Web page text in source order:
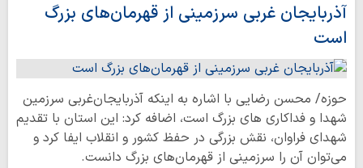
آذربایجان غربی سرزمینی از قهرمان‌های بزرگ
است
حوزه/ محسن رضایی با اشاره به اینکه آذربایجان‌غربی سرزمین
شهدا و فداکاری های بزرگ است، اضافه کرد: این استان با تقدیم
شهدای فراوان، نقش بزرگی در حفظ کشور و انقلاب ایفا کرد و
می‌توان آن را سرزمینی از قهرمان‌های بزرگ دانست.